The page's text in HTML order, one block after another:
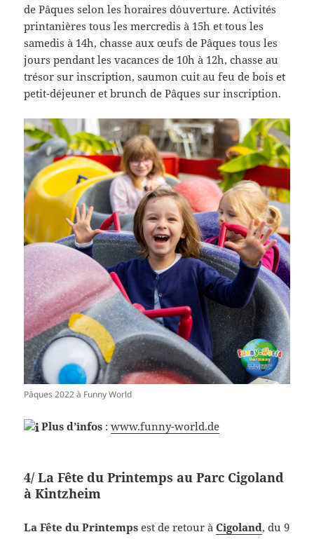
de Pâques selon les horaires d´ouverture. Activités
printanières tous les mercredis à 15h et tous les
samedis à 14h, chasse aux œufs de Pâques tous les
jours pendant les vacances de 10h à 12h, chasse au
trésor sur inscription, saumon cuit au feu de bois et
petit-déjeuner et brunch de Pâques sur inscription.
Pâques 2022 à Funny World
Plus d’infos :www.funny-world.de
4/ La Fête du Printemps au Parc Cigoland
à Kintzheim
La Fête du Printemps est de retour àCigoland, du 9